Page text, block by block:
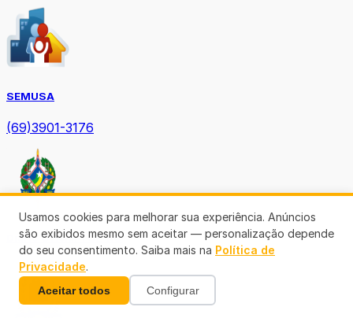
SEMUSA
(69)3901-3176
Diário Oficial TCE-RO
Usamos cookies para melhorar sua experiência. Anúncios
são exibidos mesmo sem aceitar — personalização depende
do seu consentimento. Saiba mais na Política de
Privacidade.
Aceitar todos Configurar